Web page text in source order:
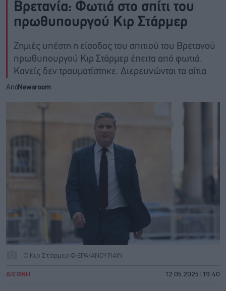
Βρετανία: Φωτιά στο σπίτι του
πρωθυπουργού Κιρ Στάρμερ
Ζημιές υπέστη η είσοδος του σπιτιού του Βρετανού
πρωθυπουργού Κιρ Στάρμερ έπειτα από φωτιά.
Κανείς δεν τραυματίστηκε. Διερευνώνται τα αίτια
ΑπόNewsroom
Ο Κιρ Στάρμερ © EPA/ANDY RAIN
ΔΙΕΘΝΗ 12.05.2025 | 19:40